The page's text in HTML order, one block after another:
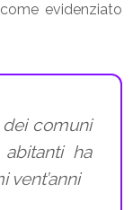
evidenziato
dei comuni
ha
vent’anni